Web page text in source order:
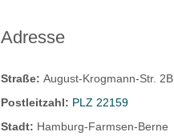
Adresse
Straße:August-Krogmann-Str. 2B
Postleitzahl: PLZ 22159
Stadt: Hamburg-Farmsen-Berne